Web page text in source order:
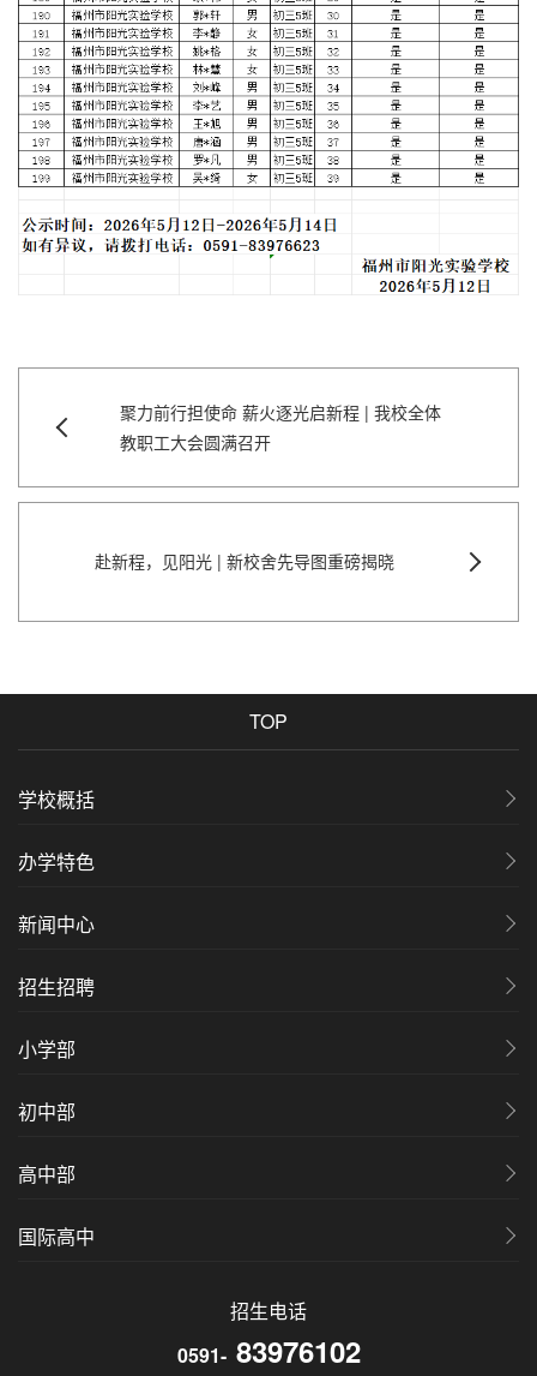
聚力前行担使命 薪火逐光启新程 | 我校全体
教职工大会圆满召开
赴新程，见阳光 | 新校舍先导图重磅揭晓
TOP
学校概括
办学特色
新闻中心
招生招聘
小学部
初中部
高中部
国际高中
招生电话
0591- 83976102